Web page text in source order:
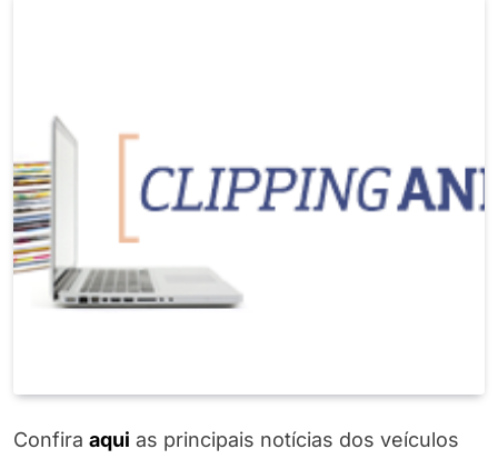
Confira aqui as principais notícias dos veículos